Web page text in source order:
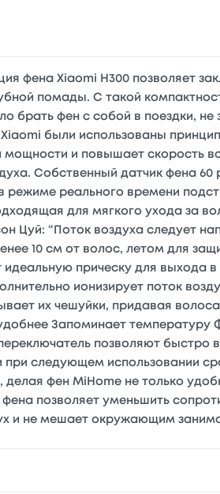
фена Xiaomi H300 позволяет
помады. С такой
брать фен с собой в поездки,
были использованы
и повышает скорость
Собственный датчик фена 60
реального времени
для мягкого ухода за
Цуй: “Поток воздуха следует
10 см от волос, летом для
прическу для
ионизирует поток
их чешуйки, придавая
Запоминает
позволяют быстро
следующем использовании
фен MiHome не только
позволяет уменьшить
и не мешает окружающим